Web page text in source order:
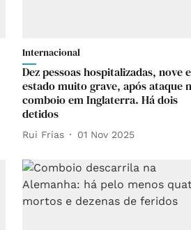
Internacional
Dez pessoas hospitalizadas, nove
estado muito grave, após ataque
comboio em Inglaterra. Há dois
detidos
Rui Frias 01 Nov 2025